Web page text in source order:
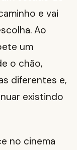
e vai
Ao
um
o chão,
diferentes e,
existindo
no cinema